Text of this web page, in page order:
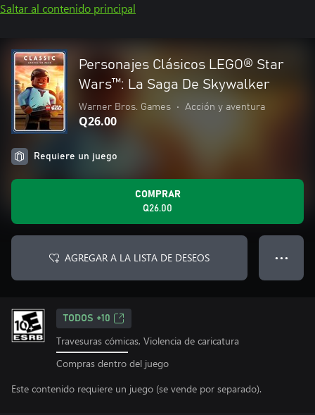
Saltar al contenido principal
Personajes Clásicos LEGO® Star
Wars™: La Saga De Skywalker
Warner Bros. Games • Acción y aventura
Q26.00
Requiere un juego
COMPRAR
Q26.00
AGREGAR A LA LISTA DE DESEOS ● ● ●
TODOS +10
Travesuras cómicas, Violencia de caricatura
Compras dentro del juego
Este contenido requiere un juego (se vende por separado).